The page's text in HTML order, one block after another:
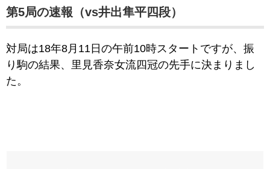
第5局の速報（vs井出隼平四段）
対局は18年8月11日の午前10時スタートですが、振
り駒の結果、里見香奈女流四冠の先手に決まりまし
た。